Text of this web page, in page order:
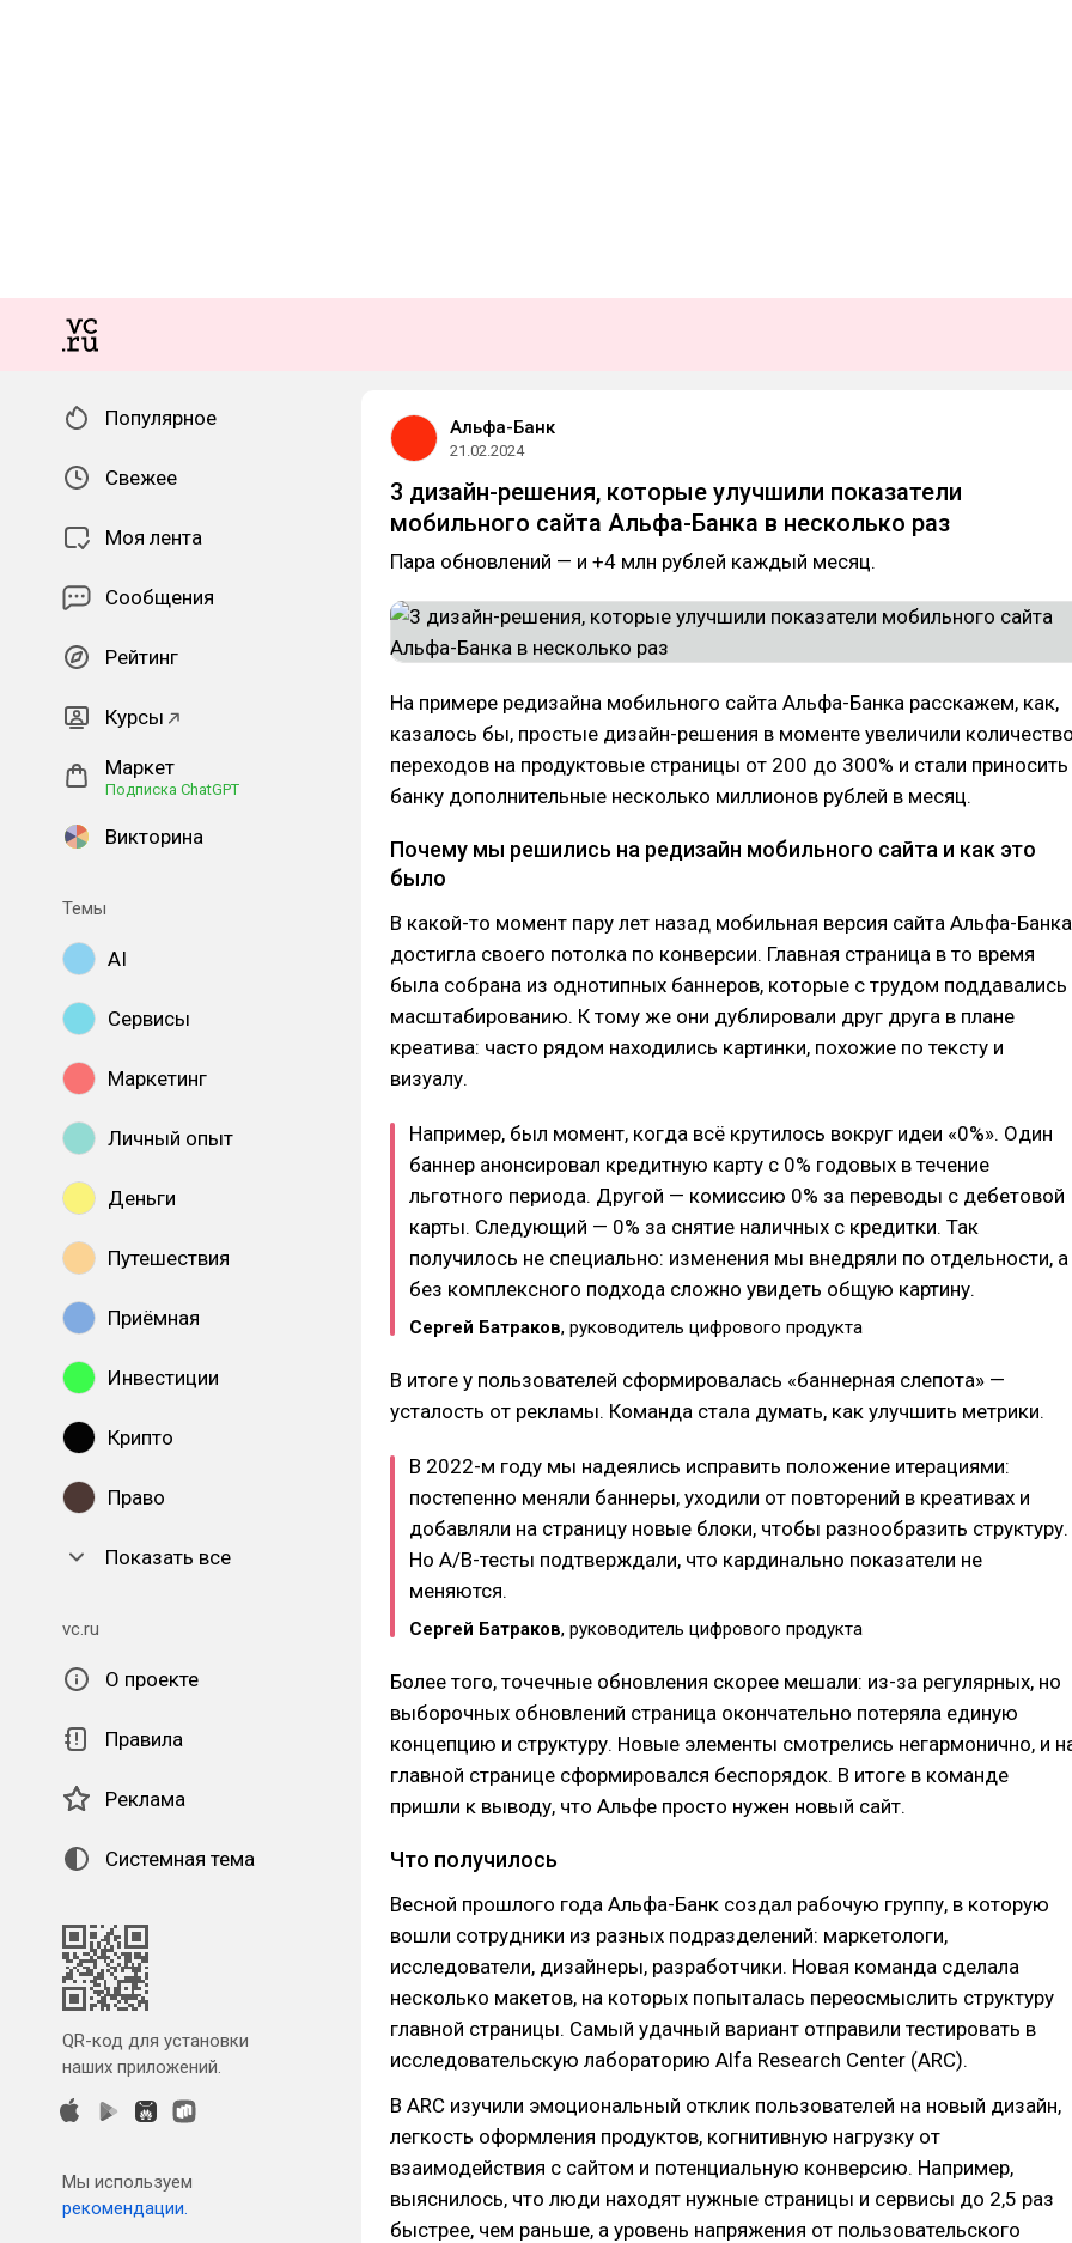
Популярное
Свежее
Моя лента
Сообщения
Рейтинг
Курсы
Маркет
Подписка ChatGPT
Викторина
Темы
AI
Сервисы
Маркетинг
Личный опыт
Деньги
Путешествия
Приёмная
Инвестиции
Крипто
Право
Показать все
vc.ru
О проекте
Правила
Реклама
Системная тема
QR-код для установки
наших приложений.
Мы используем
рекомендации.
Альфа-Банк
21.02.2024
3 дизайн-решения, которые улучшили показатели
мобильного сайта Альфа-Банка в несколько раз
Пара обновлений — и +4 млн рублей каждый месяц.
На примере редизайна мобильного сайта Альфа-Банка расскажем, как,
казалось бы, простые дизайн-решения в моменте увеличили
переходов на продуктовые страницы от 200 до 300% и стали приносить
банку дополнительные несколько миллионов рублей в месяц.
Почему мы решились на редизайн мобильного сайта и как это
было
В какой-то момент пару лет назад мобильная версия сайта Альфа-Банка
достигла своего потолка по конверсии. Главная страница в то время
была собрана из однотипных баннеров, которые с трудом поддавались
масштабированию. К тому же они дублировали друг друга в плане
креатива: часто рядом находились картинки, похожие по тексту и
визуалу.
Например, был момент, когда всё крутилось вокруг идеи «0%». Один
баннер анонсировал кредитную карту с 0% годовых в течение
льготного периода. Другой — комиссию 0% за переводы с дебетовой
карты. Следующий — 0% за снятие наличных с кредитки. Так
получилось не специально: изменения мы внедряли по отдельности, а
без комплексного подхода сложно увидеть общую картину.
Сергей Батраков, руководитель цифрового продукта
В итоге у пользователей сформировалась «баннерная слепота» —
усталость от рекламы. Команда стала думать, как улучшить метрики.
В 2022-м году мы надеялись исправить положение итерациями:
постепенно меняли баннеры, уходили от повторений в креативах и
добавляли на страницу новые блоки, чтобы разнообразить структуру.
Но A/B-тесты подтверждали, что кардинально показатели не
меняются.
Сергей Батраков, руководитель цифрового продукта
Более того, точечные обновления скорее мешали: из-за регулярных, но
выборочных обновлений страница окончательно потеряла единую
концепцию и структуру. Новые элементы смотрелись негармонично, и
главной странице сформировался беспорядок. В итоге в команде
пришли к выводу, что Альфе просто нужен новый сайт.
Что получилось
Весной прошлого года Альфа-Банк создал рабочую группу, в которую
вошли сотрудники из разных подразделений: маркетологи,
исследователи, дизайнеры, разработчики. Новая команда сделала
несколько макетов, на которых попыталась переосмыслить структуру
главной страницы. Самый удачный вариант отправили тестировать в
исследовательскую лабораторию Alfa Research Center (ARC).
В ARC изучили эмоциональный отклик пользователей на новый дизайн,
легкость оформления продуктов, когнитивную нагрузку от
взаимодействия с сайтом и потенциальную конверсию. Например,
выяснилось, что люди находят нужные страницы и сервисы до 2,5 раз
быстрее, чем раньше, а уровень напряжения от пользовательского